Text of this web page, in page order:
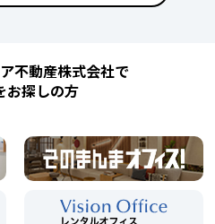
不動産株式会社で
お探しの方